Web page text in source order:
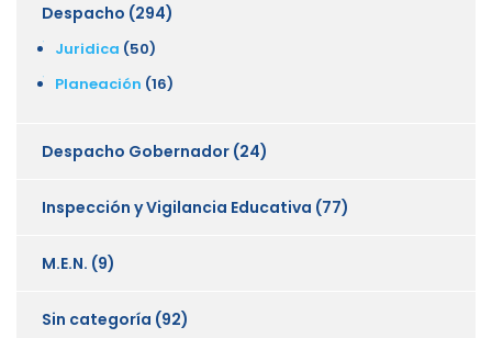
Despacho (294)
Juridica (50)
Planeación (16)
Despacho Gobernador (24)
Inspección y Vigilancia Educativa (77)
M.E.N. (9)
Sin categoría (92)